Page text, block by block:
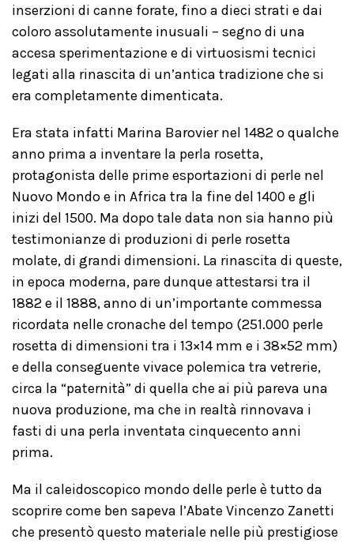
inserzioni di canne forate, fino a dieci strati e dai
coloro assolutamente inusuali – segno di una
accesa sperimentazione e di virtuosismi tecnici
legati alla rinascita di un’antica tradizione che si
era completamente dimenticata.
Era stata infatti Marina Barovier nel 1482 o qualche
anno prima a inventare la perla rosetta,
protagonista delle prime esportazioni di perle nel
Nuovo Mondo e in Africa tra la fine del 1400 e gli
inizi del 1500. Ma dopo tale data non sia hanno più
testimonianze di produzioni di perle rosetta
molate, di grandi dimensioni. La rinascita di queste,
in epoca moderna, pare dunque attestarsi tra il
1882 e il 1888, anno di un’importante commessa
ricordata nelle cronache del tempo (251.000 perle
rosetta di dimensioni tra i 13×14 mm e i 38×52 mm)
e della conseguente vivace polemica tra vetrerie,
circa la “paternità” di quella che ai più pareva una
nuova produzione, ma che in realtà rinnovava i
fasti di una perla inventata cinquecento anni
prima.
Ma il caleidoscopico mondo delle perle è tutto da
scoprire come ben sapeva l’Abate Vincenzo Zanetti
che presentò questo materiale nelle più prestigiose